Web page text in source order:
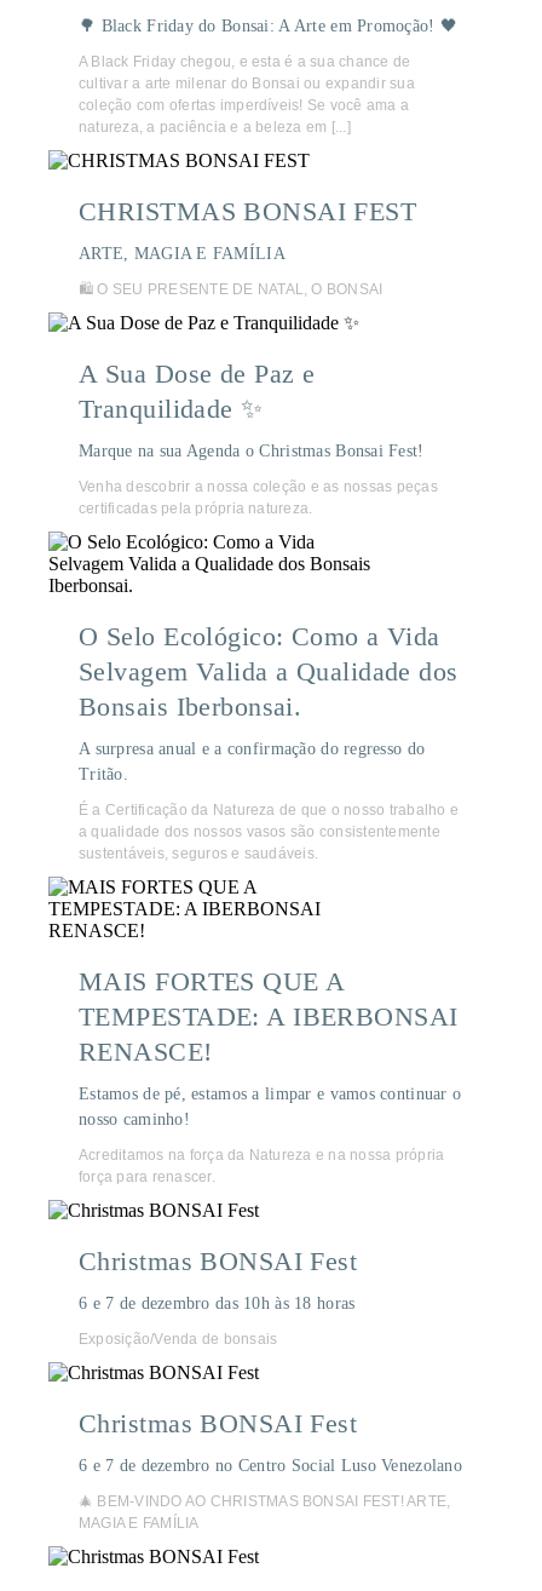
🌳 Black Friday do Bonsai: A Arte em Promoção! 🖤
A Black Friday chegou, e esta é a sua chance de
cultivar a arte milenar do Bonsai ou expandir sua
coleção com ofertas imperdíveis! Se você ama a
natureza, a paciência e a beleza em [...]
CHRISTMAS BONSAI FEST
ARTE, MAGIA E FAMÍLIA
🛍️ O SEU PRESENTE DE NATAL, O BONSAI
A Sua Dose de Paz e
Tranquilidade ✨
Marque na sua Agenda o Christmas Bonsai Fest!
Venha descobrir a nossa coleção e as nossas peças
certificadas pela própria natureza.
O Selo Ecológico: Como a Vida
Selvagem Valida a Qualidade dos
Bonsais Iberbonsai.
A surpresa anual e a confirmação do regresso do
Tritão.
É a Certificação da Natureza de que o nosso trabalho e
a qualidade dos nossos vasos são consistentemente
sustentáveis, seguros e saudáveis.
MAIS FORTES QUE A
TEMPESTADE: A IBERBONSAI
RENASCE!
Estamos de pé, estamos a limpar e vamos continuar o
nosso caminho!
Acreditamos na força da Natureza e na nossa própria
força para renascer.
Christmas BONSAI Fest
6 e 7 de dezembro das 10h às 18 horas
Exposição/Venda de bonsais
Christmas BONSAI Fest
6 e 7 de dezembro no Centro Social Luso Venezolano
🎄 BEM-VINDO AO CHRISTMAS BONSAI FEST! ARTE,
MAGIA E FAMÍLIA